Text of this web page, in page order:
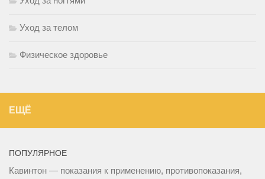
Уход за телом
Физическое здоровье
ЕЩЁ
ПОПУЛЯРНОЕ
Кавинтон — показания к применению, противопоказания,